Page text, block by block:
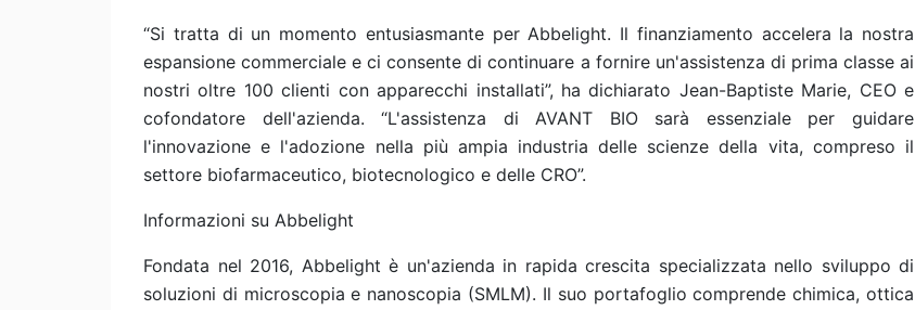
“Si tratta di un momento entusiasmante per Abbelight. Il finanziamento accelera la nostra
espansione commerciale e ci consente di continuare a fornire un'assistenza di prima classe ai
nostri oltre 100 clienti con apparecchi installati”, ha dichiarato Jean-Baptiste Marie, CEO e
cofondatore dell'azienda. “L'assistenza di AVANT BIO sarà essenziale per guidare
l'innovazione e l'adozione nella più ampia industria delle scienze della vita, compreso il
settore biofarmaceutico, biotecnologico e delle CRO”.
Informazioni su Abbelight
Fondata nel 2016, Abbelight è un'azienda in rapida crescita specializzata nello sviluppo di
soluzioni di microscopia e nanoscopia (SMLM). Il suo portafoglio comprende chimica, ottica